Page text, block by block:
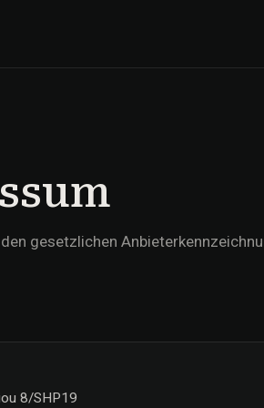
gesetzlichen
8/SHP19